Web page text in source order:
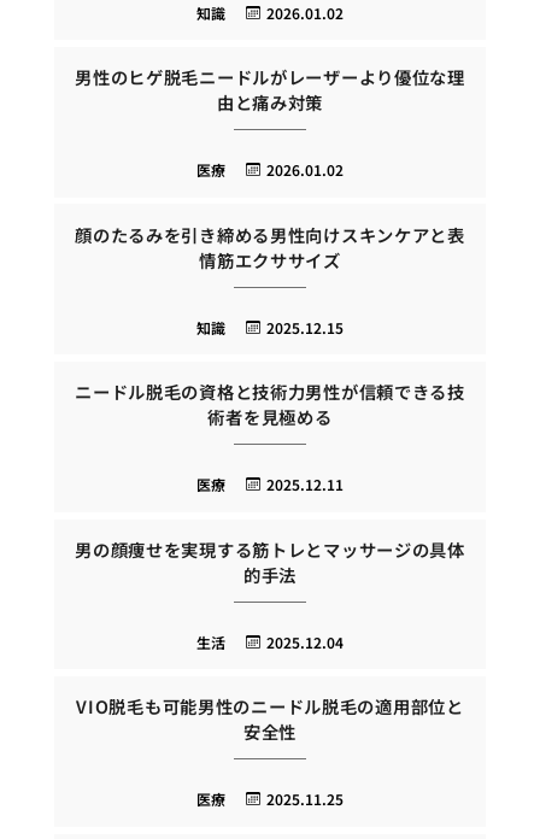
2026.01.02
知識
男性のヒゲ脱毛ニードルがレーザーより優位な理
由と痛み対策
2026.01.02
医療
顔のたるみを引き締める男性向けスキンケアと表
情筋エクササイズ
2025.12.15
知識
ニードル脱毛の資格と技術力男性が信頼できる技
術者を見極める
2025.12.11
医療
男の顔痩せを実現する筋トレとマッサージの具体
的手法
2025.12.04
生活
VIO脱毛も可能男性のニードル脱毛の適用部位と
安全性
2025.11.25
医療